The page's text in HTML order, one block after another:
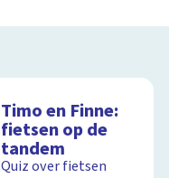
Timo en Finne:
fietsen op de
tandem
Quiz over fietsen